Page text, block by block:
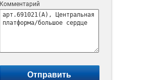
Комментарий